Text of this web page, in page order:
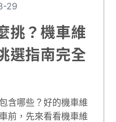
29
挑？機車維
選指南完全
含哪些？好的機車維
前，先來看看機車維